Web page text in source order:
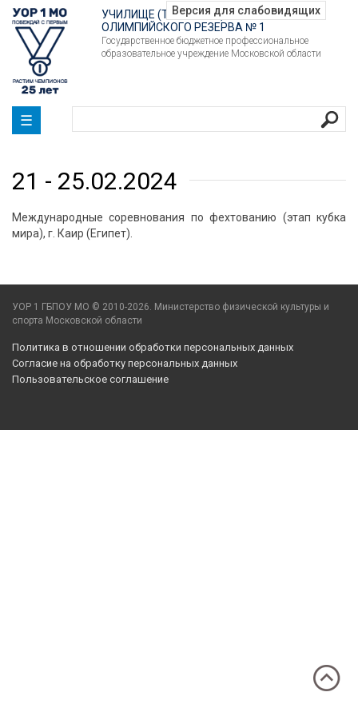
УЧИЛИЩЕ (ТЕХНИКУМ)
ОЛИМПИЙСКОГО РЕЗЕРВА № 1
Государственное бюджетное профессиональное
образовательное учреждение Московской области
☰
21 - 25.02.2024
Международные соревнования по фехтованию (этап кубка
мира), г. Каир (Египет).
УОР 1 ГБПОУ МО © 2010-2026. Министерство физической культуры и
спорта Московской области
Политика в отношении обработки персональных данных
Согласие на обработку персональных данных
Пользовательское соглашение